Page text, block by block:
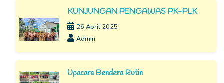
KUNJUNGAN PENGAWAS PK-PLK
26 April 2025
Admin
Upacara Bendera Rutin